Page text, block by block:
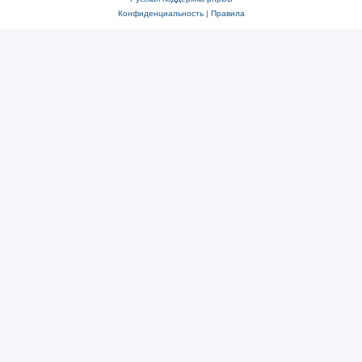
Конфиденциальность| Правила